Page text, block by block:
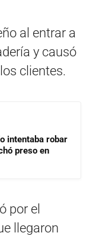
al entrar a
y causó
clientes.
intentaba robar
preso en
por el
llegaron